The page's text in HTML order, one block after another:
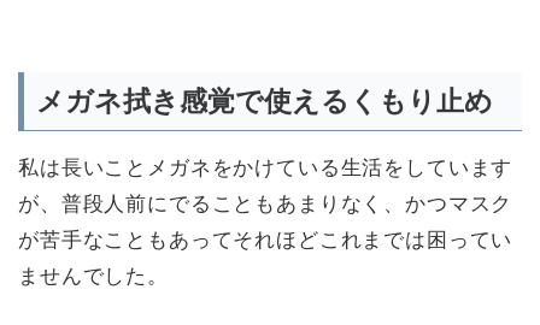
メガネ拭き感覚で使えるくもり止め
私は長いことメガネをかけている生活をしています
が、普段人前にでることもあまりなく、かつマスク
が苦手なこともあってそれほどこれまでは困ってい
ませんでした。